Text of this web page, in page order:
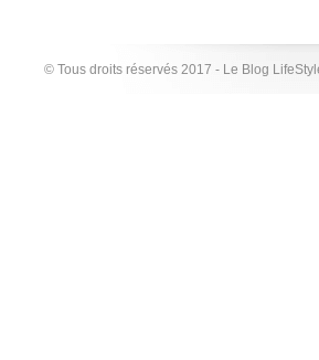
© Tous droits réservés 2017 - Le Blog